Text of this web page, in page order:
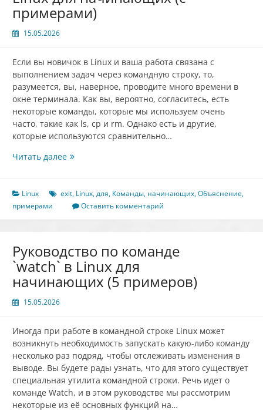
примерами)
15.05.2026
Если вы новичок в Linux и ваша работа связана с
выполнением задач через командную строку, то,
разумеется, вы, наверное, проводите много времени в
окне терминала. Как вы, вероятно, согласитесь, есть
некоторые команды, которые мы используем очень
часто, такие как ls, cp и rm. Однако есть и другие,
которые используются сравнительно…
Читать далееОбъяснение
в
Linux
для
примерами)
Linux exit, Linux,для, Команды, начинающих,Объяснение,
примерами
Оставить комментарий
Руководство по команде
`watch` в Linux для
начинающих (5 примеров)
15.05.2026
Иногда при работе в командной строке Linux может
возникнуть необходимость запускать какую-либо команду
несколько раз подряд, чтобы отслеживать изменения в
выводе. Вы будете рады узнать, что для этого существует
специальная утилита командной строки. Речь идет о
команде Watch, и в этом руководстве мы рассмотрим
некоторые из её основных функций на…